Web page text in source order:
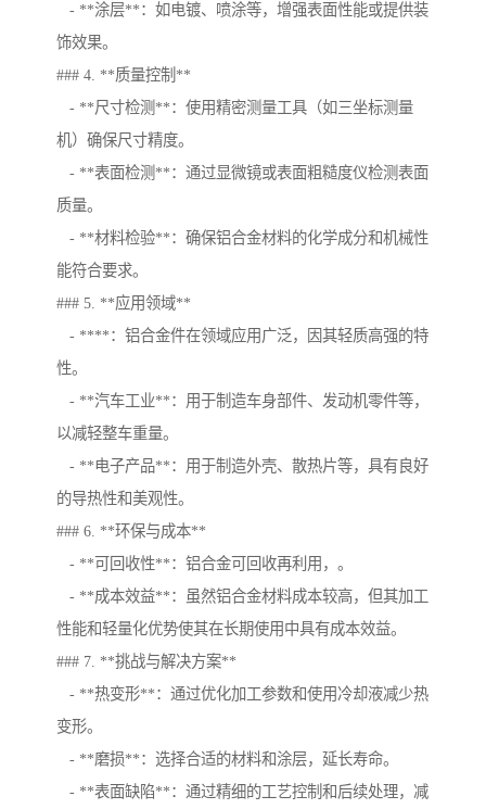
- **涂层**：如电镀、喷涂等，增强表面性能或提供装
饰效果。
### 4. **质量控制**
- **尺寸检测**：使用精密测量工具（如三坐标测量
机）确保尺寸精度。
- **表面检测**：通过显微镜或表面粗糙度仪检测表面
质量。
- **材料检验**：确保铝合金材料的化学成分和机械性
能符合要求。
### 5. **应用领域**
- ****：铝合金件在领域应用广泛，因其轻质高强的特
性。
- **汽车工业**：用于制造车身部件、发动机零件等，
以减轻整车重量。
- **电子产品**：用于制造外壳、散热片等，具有良好
的导热性和美观性。
### 6. **环保与成本**
- **可回收性**：铝合金可回收再利用，。
- **成本效益**：虽然铝合金材料成本较高，但其加工
性能和轻量化优势使其在长期使用中具有成本效益。
### 7. **挑战与解决方案**
- **热变形**：通过优化加工参数和使用冷却液减少热
变形。
- **磨损**：选择合适的材料和涂层，延长寿命。
- **表面缺陷**：通过精细的工艺控制和后续处理，减